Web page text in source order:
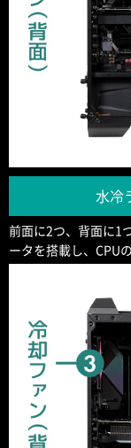
水冷
前面に2つ、背面に1
ータを搭載し、CPU